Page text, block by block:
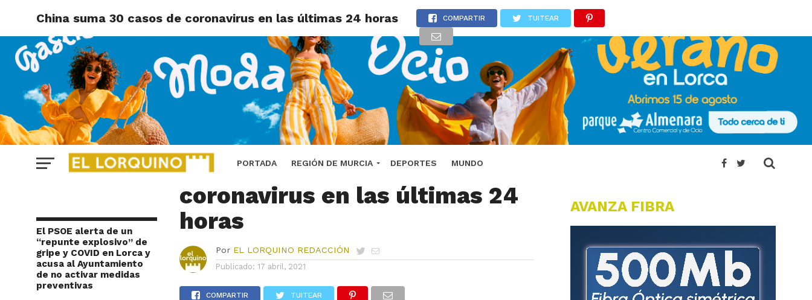
PORTADA REGIÓN DE MURCIA DEPORTES MUNDO
China suma 30 casos de coronavirus en las últimas 24 horas COMPARTIR TUITEAR
El PSOE alerta de un
“repunte explosivo” de
gripe y COVID en Lorca y
acusa al Ayuntamiento
de no activar medidas
preventivas
INTERNACIONAL
China suma 30 casos de
coronavirus en las últimas 24
horas
Por EL LORQUINO REDACCIÓN
Publicado: 17 abril, 2021
COMPARTIR TUITEAR
AVANZA FIBRA